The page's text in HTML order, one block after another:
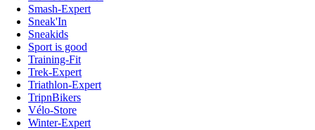
Smash-Expert
Sneak'In
Sneakids
Sport is good
Training-Fit
Trek-Expert
Triathlon-Expert
TripnBikers
Vélo-Store
Winter-Expert